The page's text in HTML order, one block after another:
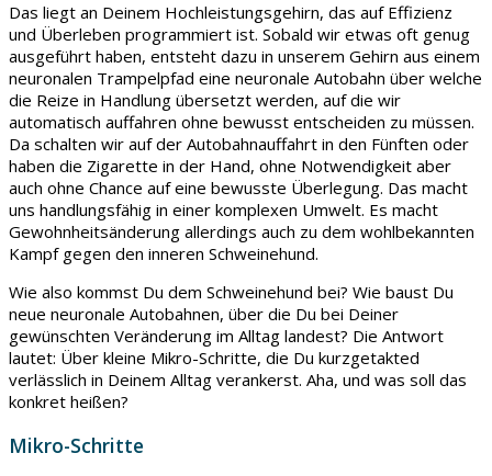
Das liegt an Deinem Hochleistungsgehirn, das auf Effizienz
und Überleben programmiert ist. Sobald wir etwas oft genug
ausgeführt haben, entsteht dazu in unserem Gehirn aus einem
neuronalen Trampelpfad eine neuronale Autobahn über welche
die Reize in Handlung übersetzt werden, auf die wir
automatisch auffahren ohne bewusst entscheiden zu müssen.
Da schalten wir auf der Autobahnauffahrt in den Fünften oder
haben die Zigarette in der Hand, ohne Notwendigkeit aber
auch ohne Chance auf eine bewusste Überlegung. Das macht
uns handlungsfähig in einer komplexen Umwelt. Es macht
Gewohnheitsänderung allerdings auch zu dem wohlbekannten
Kampf gegen den inneren Schweinehund.
Wie also kommst Du dem Schweinehund bei? Wie baust Du
neue neuronale Autobahnen, über die Du bei Deiner
gewünschten Veränderung im Alltag landest? Die Antwort
lautet: Über kleine Mikro-Schritte, die Du kurzgetakted
verlässlich in Deinem Alltag verankerst. Aha, und was soll das
konkret heißen?
Mikro-Schritte